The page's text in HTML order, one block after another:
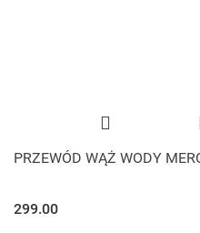
PRZEWÓD WĄŻ WODY
299.00